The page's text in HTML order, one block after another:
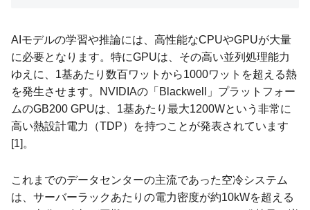
AIモデルの学習や推論には、高性能なCPUやGPUが大量
に必要となります。特にGPUは、その高い並列処理能力
ゆえに、1基あたり数百ワットから1000ワットを超える熱
を発生させます。NVIDIAの「Blackwell」プラットフォー
ムのGB200 GPUは、1基あたり最大1200Wという非常に
高い熱設計電力（TDP）を持つことが発表されています
[1]。
これまでのデータセンターの主流であった空冷システム
は、サーバーラックあたりの電力密度が約10kWを超える